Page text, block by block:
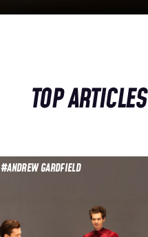
TOP ARTICLES
#ANDREW GARDFIELD